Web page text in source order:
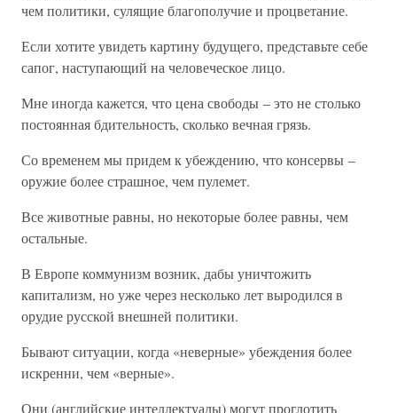
чем политики, сулящие благополучие и процветание.
Если хотите увидеть картину будущего, представьте себе
сапог, наступающий на человеческое лицо.
Мне иногда кажется, что цена свободы – это не столько
постоянная бдительность, сколько вечная грязь.
Со временем мы придем к убеждению, что консервы –
оружие более страшное, чем пулемет.
Все животные равны, но некоторые более равны, чем
остальные.
В Европе коммунизм возник, дабы уничтожить
капитализм, но уже через несколько лет выродился в
орудие русской внешней политики.
Бывают ситуации, когда «неверные» убеждения более
искренни, чем «верные».
Они (английские интеллектуалы) могут проглотить